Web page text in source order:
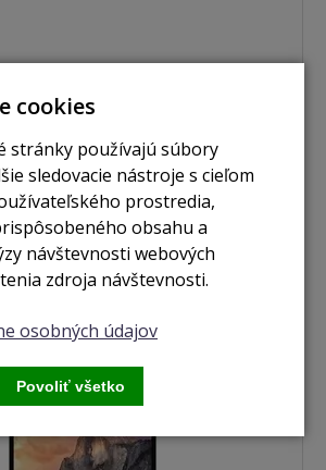
15.4" / I7 2.5GHZ / 16GB RAM / 1
cookies
stránky používajú súbory
sledovacie nástroje s cieľom
prostredia,
obsahu a
návštevnosti webových
zdroja návštevnosti.
osobných údajov
Povoliť všetko